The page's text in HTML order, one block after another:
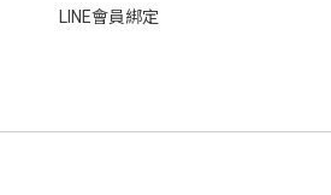
LINE會員綁定